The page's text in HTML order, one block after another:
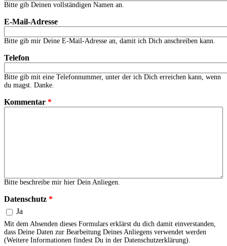
Bitte gib Deinen vollständigen Namen an.
E-Mail-Adresse
Bitte gib mir Deine E-Mail-Adresse an, damit ich Dich anschreiben kann.
Telefon
Bitte gib mit eine Telefonnummer, unter der ich Dich erreichen kann, wenn
du magst. Danke.
Kommentar *
Bitte beschreibe mir hier Dein Anliegen.
Datenschutz *
Ja
Mit dem Absenden dieses Formulars erklärst du dich damit einverstanden,
dass Deine Daten zur Bearbeitung Deines Anliegens verwendet werden
(Weitere Informationen findest Du in der Datenschutzerklärung).